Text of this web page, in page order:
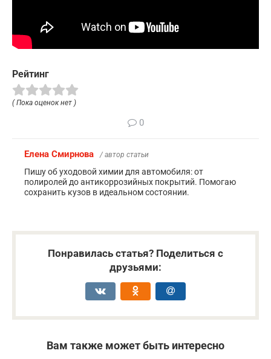
Рейтинг
( Пока оценок нет )
0
Елена Смирнова / автор статьи
Пишу об уходовой химии для автомобиля: от
полиролей до антикоррозийных покрытий. Помогаю
сохранить кузов в идеальном состоянии.
Понравилась статья? Поделиться с
друзьями:
Вам также может быть интересно